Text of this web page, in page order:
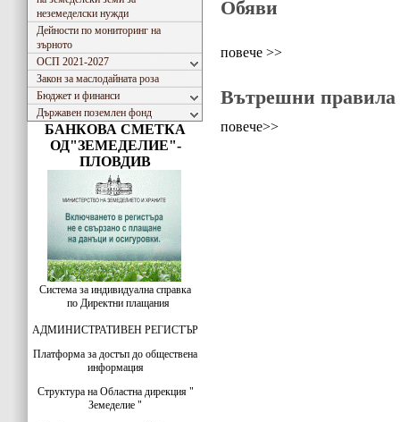
неземеделски нужди
Дейности по мониторинг на
зърното
ОСП 2021-2027
Закон за маслодайната роза
Бюджет и финанси
Държавен поземлен фонд
БАНКОВА СМЕТКА
ОД"ЗЕМЕДЕЛИЕ"-
ПЛОВДИВ
Система за индивидуална справка
по Директни плащания
АДМИНИСТРАТИВЕН РЕГИСТЪР
Платформа за достъп до обществена
информация
Структура на Областна дирекция "
Земеделие "
Обяви
повече >>
Вътрешни правила
повече>>